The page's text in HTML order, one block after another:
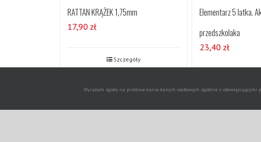
RATTAN KRĄŻEK 1,75mm
17,90 zł
Szczegóły
Elementarz 5 latka.
przedszkolaka
23,40 zł
Wyrażam zgodę na przetwarzanie danych osobowych zgodnie z